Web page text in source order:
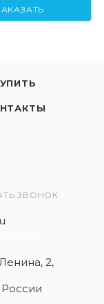
ЗВОНОК
2,